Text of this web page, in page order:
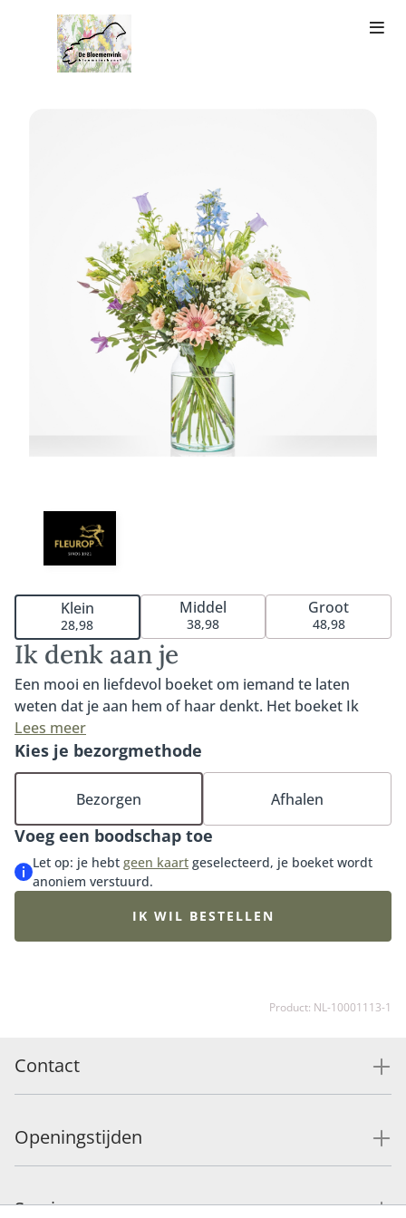
Ik denk aan je
Een mooi en liefdevol boeket om iemand te laten
weten dat je aan hem of haar denkt. Het boeket Ik
denk aan je is één van onze meest populaire bos
bloemen. Warm, liefdevol en met de mooiste bloemen
van dit moment. Een prachtplaatje om naar te kijken
en een boeket waarmee je altijd goed zit. Tip: bestel
onze bijpassende vaas, luxueuze bonbons of heerlijke
chocolade en maak de verrassing compleet.
Lees meer
Klein
28,98
Middel
38,98
Groot
48,98
Voeg een boodschap toe
Let op: je hebt geen kaart geselecteerd, je boeket wordt
anoniem verstuurd.
Kies je bezorgmethode
Bezorgen Afhalen
IK WIL BESTELLEN
Product: NL-10001113-1
Contact
Openingstijden
Service